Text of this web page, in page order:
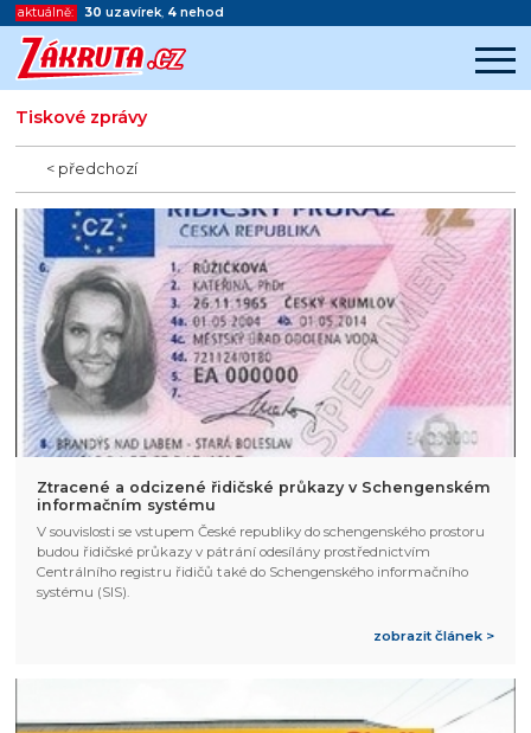
aktuálně: 30 uzavírek, 4 nehod
Tiskové zprávy
Začátek reklamy
Konec reklamy
< předchozí
Ztracené a odcizené řidičské průkazy v Schengenském
informačním systému
V souvislosti se vstupem České republiky do schengenského prostoru
budou řidičské průkazy v pátrání odesílány prostřednictvím
Centrálního registru řidičů také do Schengenského informačního
systému (SIS).
zobrazit článek >